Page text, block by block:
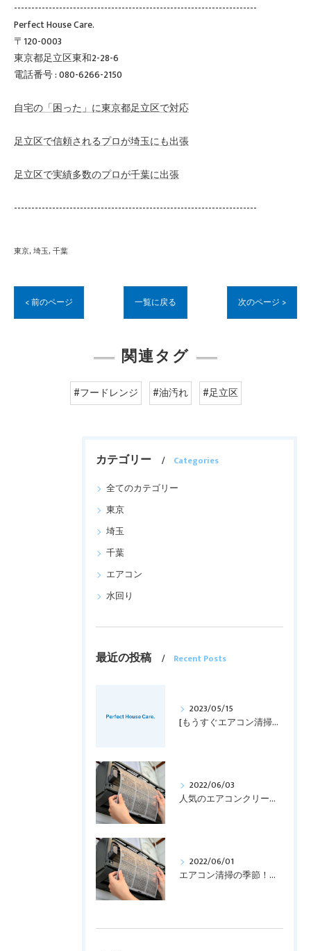
----------------------------------------------------------------------
Perfect House Care.
〒120-0003
東京都足立区東和2-28-6
電話番号 : 080-6266-2150
自宅の「困った」に東京都足立区で対応
足立区で信頼されるプロが埼玉にも出張
足立区で実績多数のプロが千葉に出張
----------------------------------------------------------------------
東京 埼玉 千葉
< 前のページ 一覧に戻る 次のページ >
関連タグ
#フードレンジ #油汚れ #足立区
カテゴリー
Categories
全てのカテゴリー
東京
埼玉
千葉
エアコン
水回り
最近の投稿 Recent Posts
2023/05/15
[もうすぐエアコン清掃の時期！！]
2022/06/03
人気のエアコンクリーニング！！
2022/06/01
エアコン清掃の季節！！！